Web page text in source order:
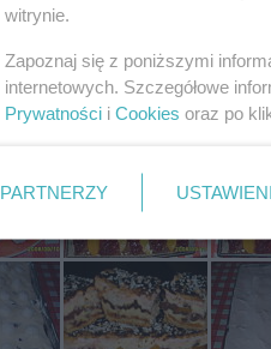
witrynie.
Zapoznaj się z poniższymi
internetowych. Szczegółowe
Prywatności i Cookies oraz po
PARTNERZY